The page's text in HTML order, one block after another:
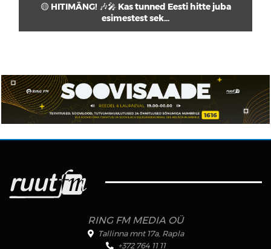
🟡 HITIMÄNG! 🎶🎤 Kas tunned Eesti hitte juba
esimestest sek...
RING FM MEDIA OÜ
Tallinna mnt 17a, Rapla
+372 764 11 11